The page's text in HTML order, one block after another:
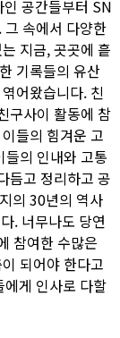
공간들부터 SN
속에서 다양한
지금, 곳곳에 흩
기록들의 유산
어왔습니다. 친
구사이 활동에 참
들의 힘겨운 고
의 인내와 고통
듬고 정리하고 공
의 30년의 역사
. 너무나도 당연
참여한 수많은
되어야 한다고
게 인사로 다할